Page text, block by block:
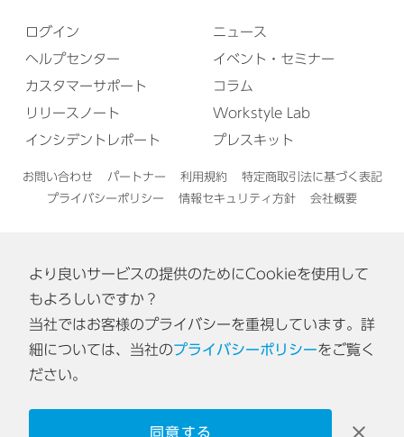
ログイン
ヘルプセンター
カスタマーサポート
リリースノート
インシデントレポート
ニュース
イベント・セミナー
コラム
Workstyle Lab
プレスキット
お問い合わせ パートナー 利用規約
特定商取引法に基づく表記
プライバシーポリシー
情報セキュリティ方針 会社概要
より良いサービスの提供のためにCookieを使用して
もよろしいですか？
当社ではお客様のプライバシーを重視しています。詳
細については、当社のプライバシーポリシーをご覧く
ださい。
同意する
認証番号: ISA IS 0170